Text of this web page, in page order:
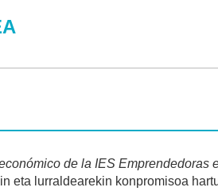
de la IES Emprendedoras
eta lurraldearekin konpromisoa